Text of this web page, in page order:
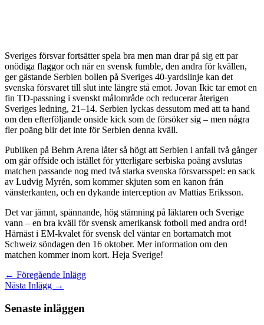
Sveriges försvar fortsätter spela bra men man drar på sig ett par
onödiga flaggor och när en svensk fumble, den andra för kvällen,
ger gästande Serbien bollen på Sveriges 40-yardslinje kan det
svenska försvaret till slut inte längre stå emot. Jovan Ikic tar emot en
fin TD-passning i svenskt målområde och reducerar återigen
Sveriges ledning, 21–14. Serbien lyckas dessutom med att ta hand
om den efterföljande onside kick som de försöker sig – men några
fler poäng blir det inte för Serbien denna kväll.
Publiken på Behrn Arena låter så högt att Serbien i anfall två gånger
om går offside och istället för ytterligare serbiska poäng avslutas
matchen passande nog med två starka svenska försvarsspel: en sack
av Ludvig Myrén, som kommer skjuten som en kanon från
vänsterkanten, och en dykande interception av Mattias Eriksson.
Det var jämnt, spännande, hög stämning på läktaren och Sverige
vann – en bra kväll för svensk amerikansk fotboll med andra ord!
Härnäst i EM-kvalet för svensk del väntar en bortamatch mot
Schweiz söndagen den 16 oktober. Mer information om den
matchen kommer inom kort. Heja Sverige!
← Föregående Inlägg
Nästa Inlägg →
Senaste inläggen